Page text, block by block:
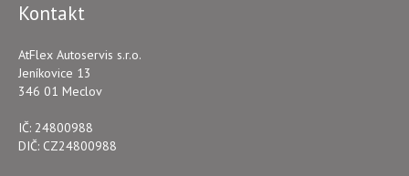
Kontakt
AtFlex Autoservis s.r.o.
Jeníkovice 13
346 01 Meclov
IČ: 24800988
DIČ: CZ24800988